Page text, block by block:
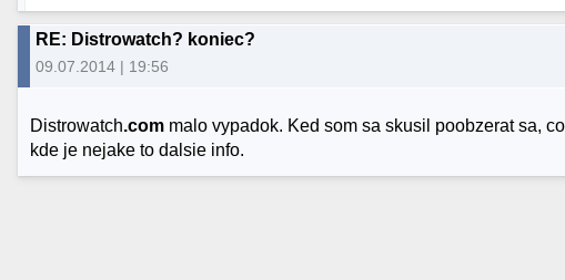
RE: Distrowatch? koniec?
09.07.2014 | 19:56
Distrowatch.com malo vypadok. Ked som sa skusil poobzerat sa,
kde je nejake to dalsie info.